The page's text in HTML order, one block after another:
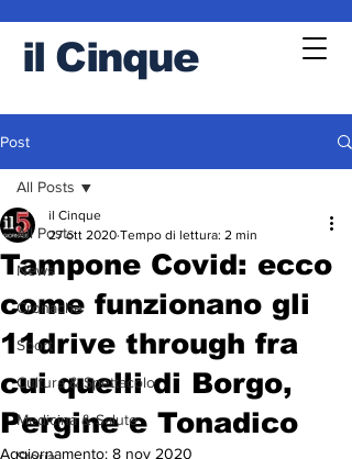
il Cinque
Post
All Posts
News
Cronache
Sport
Cultura & Spettacolo
Medicina & Salute
All Posts
Tampone Covid: ecco
come funzionano gli
11drive through fra
cui quelli di Borgo,
Pergine e Tonadico
il Cinque
27 ott 2020 Tempo di lettura: 2 min
Aggiornamento: 8 nov 2020